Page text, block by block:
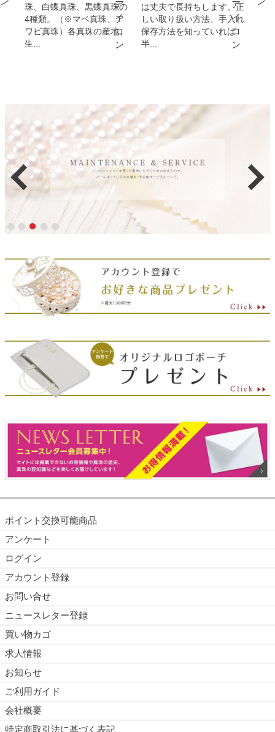
珠、白蝶真珠、黒蝶真珠の
4種類。（※マベ真珠、ア
ワビ真珠）各真珠の産地、
生...
は丈夫で長持ちします。正
しい取り扱い方法、手入れ
保存方法を知っていれば
半...
ポイント交換可能商品
アンケート
ログイン
アカウント登録
お問い合せ
ニュースレター登録
買い物カゴ
求人情報
お知らせ
ご利用ガイド
会社概要
特定商取引法に基づく表記